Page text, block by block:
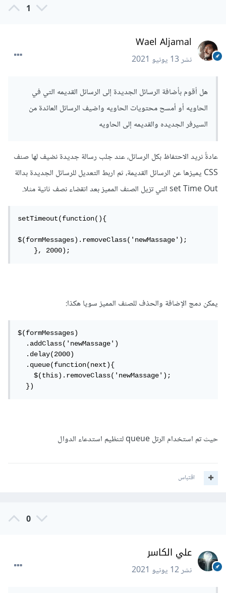
1
Wael Aljamal
نشر13 يونيو 2021
هل أقوم بأضافة الرسائل الجديدة إلى الرسائل القديمه التي في
الحاويه أو أمسح محتويات الحاويه واضيف الرسائل العائدة من
السيرفر الجديده والقديمه إلى الحاويه
عادةً نريد الاحتفاظ بكل الرسائل، عند جلب رسالة جديدة نضيف لها صنف
CSS يميزها عن الرسائل القديمة، ثم اربط التعديل للرسائل الجديدة بدالة
set Time Out التي تزيل الصنف المميز بعد انقضاء نصف ثانية مثلا.
setTimeout(function(){
$(formMessages).removeClass('newMassage');
    }, 2000);
يمكن دمج الإضافة والحذف للصنف المميز سويا هكذا:
$(formMessages)
  .addClass('newMassage')
  .delay(2000)
  .queue(function(next){
    $(this).removeClass('newMassage');
  })
حيث تم استخدام الرتل queue لتنظيم استدعاء الدوال
اقتباس
0
علي الكاسر
نشر12 يونيو 2021